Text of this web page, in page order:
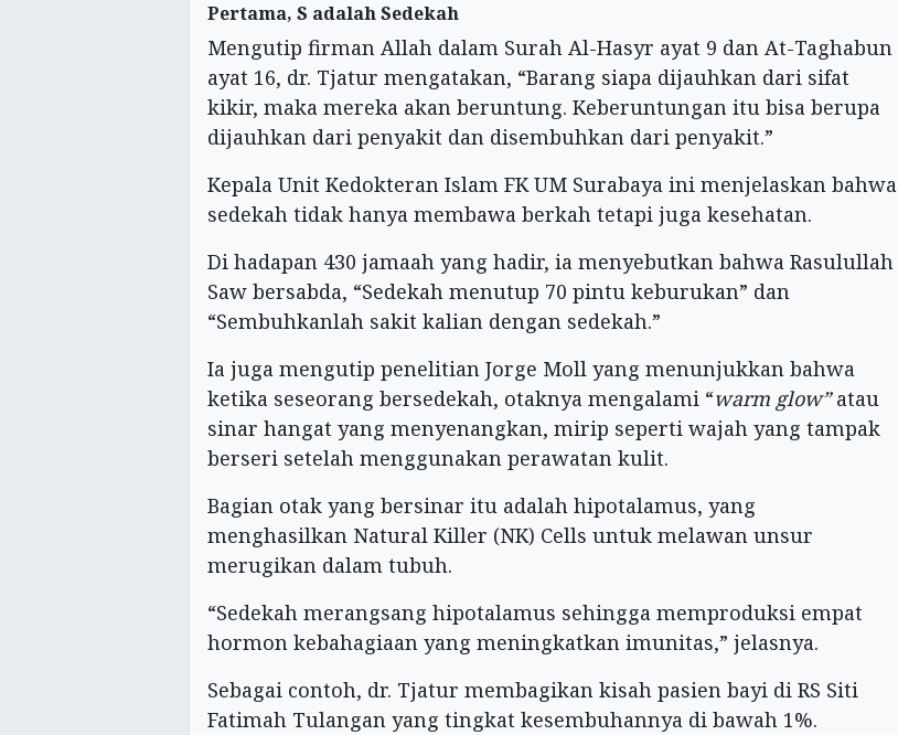
Pertama, S adalah Sedekah
Mengutip firman Allah dalam Surah Al-Hasyr ayat 9 dan At-Taghabun
ayat 16, dr. Tjatur mengatakan, “Barang siapa dijauhkan dari sifat
kikir, maka mereka akan beruntung. Keberuntungan itu bisa berupa
dijauhkan dari penyakit dan disembuhkan dari penyakit.”
Kepala Unit Kedokteran Islam FK UM Surabaya ini menjelaskan bahwa
sedekah tidak hanya membawa berkah tetapi juga kesehatan.
Di hadapan 430 jamaah yang hadir, ia menyebutkan bahwa Rasulullah
Saw bersabda, “Sedekah menutup 70 pintu keburukan” dan
“Sembuhkanlah sakit kalian dengan sedekah.”
Ia juga mengutip penelitian Jorge Moll yang menunjukkan bahwa
ketika seseorang bersedekah, otaknya mengalami “warm glow”atau
sinar hangat yang menyenangkan, mirip seperti wajah yang tampak
berseri setelah menggunakan perawatan kulit.
Bagian otak yang bersinar itu adalah hipotalamus, yang
menghasilkan Natural Killer (NK) Cells untuk melawan unsur
merugikan dalam tubuh.
“Sedekah merangsang hipotalamus sehingga memproduksi empat
hormon kebahagiaan yang meningkatkan imunitas,” jelasnya.
Sebagai contoh, dr. Tjatur membagikan kisah pasien bayi di RS Siti
Fatimah Tulangan yang tingkat kesembuhannya di bawah 1%.